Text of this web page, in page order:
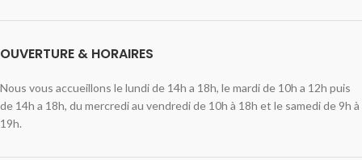
OUVERTURE & HORAIRES
Nous vous accueillons le lundi de 14h a 18h, le mardi de 10h a 12h puis
de 14h a 18h, du mercredi au vendredi de 10h à 18h et le samedi de 9h à
19h.